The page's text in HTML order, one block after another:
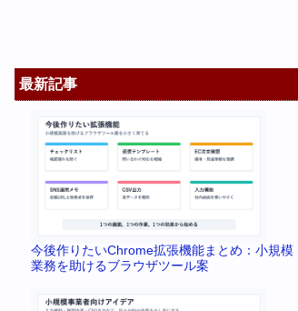
最新記事
今後作りたいChrome拡張機能まとめ：小規模
業務を助けるブラウザツール案